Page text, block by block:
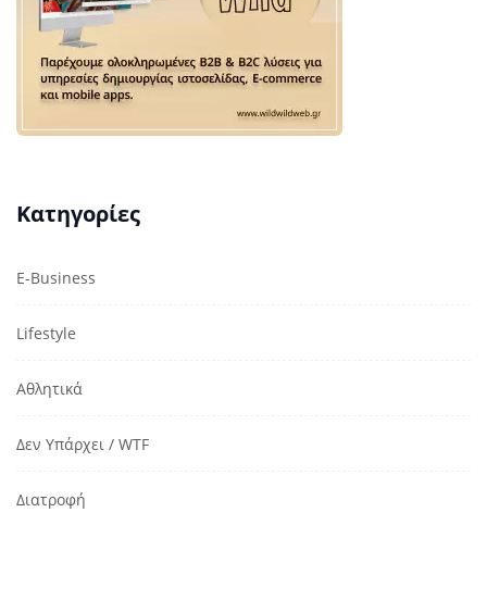
Κατηγορίες
E-Business
Lifestyle
Αθλητικά
Δεν Υπάρχει / WTF
Διατροφή